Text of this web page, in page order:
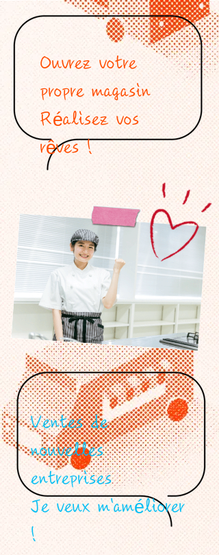
Ouvrez votre
propre magasin
Réalisez vos
rêves !
Ventes de
nouvelles
entreprises
Je veux m'améliorer
!